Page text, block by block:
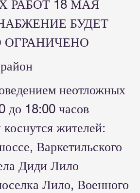
РАБОТ 18 МАЯ
БУДЕТ
неотложных
до 18:00 часов
коснутся жителей:
Варкетильского
Диди Лило
Лило, Военного